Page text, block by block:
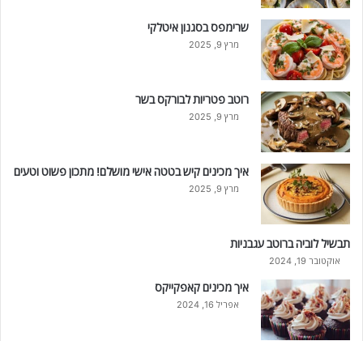
שרימפס בסגנון איטלקי
מרץ 9, 2025
רוטב פטריות לבורקס בשר
מרץ 9, 2025
איך מכינים קיש בטטה אישי מושלם! מתכון פשוט וטעים
מרץ 9, 2025
תבשיל לוביה ברוטב עגבניות
אוקטובר 19, 2024
איך מכינים קאפקייקס
אפריל 16, 2024